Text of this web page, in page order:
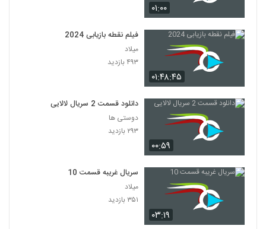
۰۱:۰۰
۰۱:۴۸:۴۵
فیلم نقطه بازیابی 2024
میلاد
۴۹۳ بازدید
۰۰:۵۹
دانلود قسمت 2 سریال لالایی
دوستی ها
۲۹۳ بازدید
۰۳:۱۹
سریال غریبه قسمت 10
میلاد
۳۵۱ بازدید